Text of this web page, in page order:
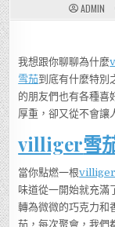
ADMIN
我想跟你聊聊為什麼
雪茄到底有什麼特別
的朋友們也有各種喜
厚重，卻又從不會讓
villiger雪
當你點燃一根villiger
味道從一開始就充滿
轉為微微的巧克力和
茄，每次聚會，我們